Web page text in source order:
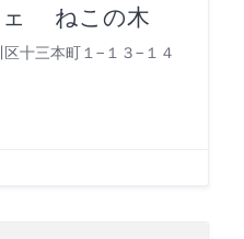
ェ ねこの木
十三本町１−１３−１４